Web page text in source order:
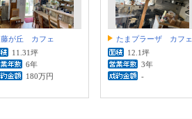
藤が丘 カフェ
11.31坪
6年
180万円
たまプラーザ カフェ
12.1坪
3年
-